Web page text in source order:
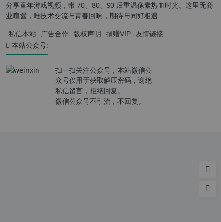
分享童年游戏视频，带 70、80、90 后重温像素热血时光。这里无商
业喧嚣，唯技术交流与青春回响，期待与同好相遇
私信本站 广告合作 版权声明 捐赠VIP 友情链接
本站公众号:
扫一扫关注公众号，本站微信公
众号仅用于获取解压密码，谢绝
私信留言，拒绝回复。
微信公众号不引流，不回复。